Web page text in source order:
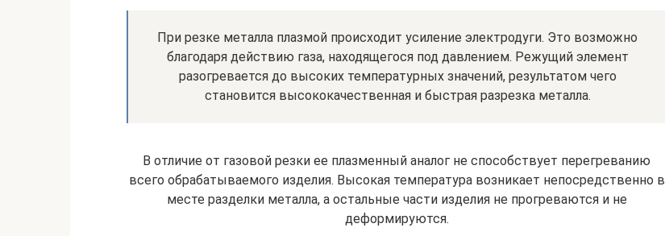
При резке металла плазмой происходит усиление электродуги. Это возможно
благодаря действию газа, находящегося под давлением. Режущий элемент
разогревается до высоких температурных значений, результатом чего
становится высококачественная и быстрая разрезка металла.
В отличие от газовой резки ее плазменный аналог не способствует перегреванию
всего обрабатываемого изделия. Высокая температура возникает непосредственно в
месте разделки металла, а остальные части изделия не прогреваются и не
деформируются.